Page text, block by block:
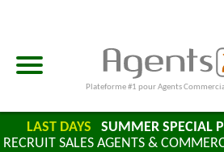
Plateforme #1 pour Agents
LAST DAYS SUMMER SPECIAL
RECRUIT SALES AGENTS &